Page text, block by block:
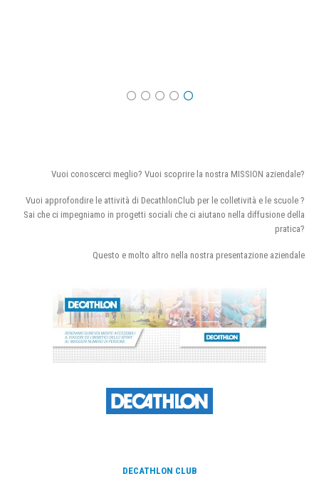
Vuoi conoscerci meglio? Vuoi scoprire la nostra MISSION aziendale?
Vuoi approfondire le attività di DecathlonClub per le colletività e le scuole ?
Sai che ci impegniamo in progetti sociali che ci aiutano nella diffusione della
pratica?
Questo e molto altro nella nostra presentazione aziendale
DECATHLON CLUB